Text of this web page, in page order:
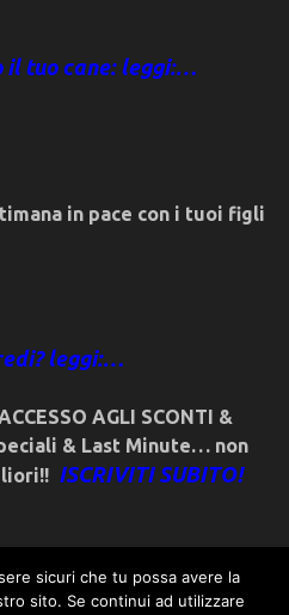
il tuo cane: leggi:…
in pace con i tuoi figli
leggi:…
AGLI SCONTI &
& Last Minute… non
ISCRIVITI SUBITO!
sicuri che tu possa avere la
sito. Se continui ad utilizzare